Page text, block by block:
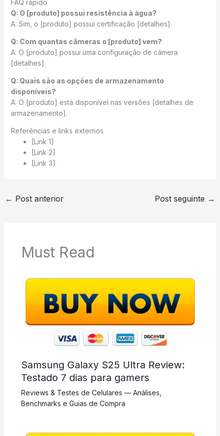
FAQ rápido
Q: O [produto] possui resistência à água?
A: Sim, o [produto] possui certificação [detalhes].
Q: Com quantas câmeras o [produto] vem?
A: O [produto] possui uma configuração de câmera
[detalhes].
Q: Quais são as opções de armazenamento
disponíveis?
A: O [produto] está disponível nas versões [detalhes de
armazenamento].
Referências e links externos
[Link 1]
[Link 2]
[Link 3]
← Post anterior Post seguinte →
Must Read
Samsung Galaxy S25 Ultra Review:
Testado 7 dias para gamers
Reviews & Testes de Celulares — Análises,
Benchmarks e Guias de Compra